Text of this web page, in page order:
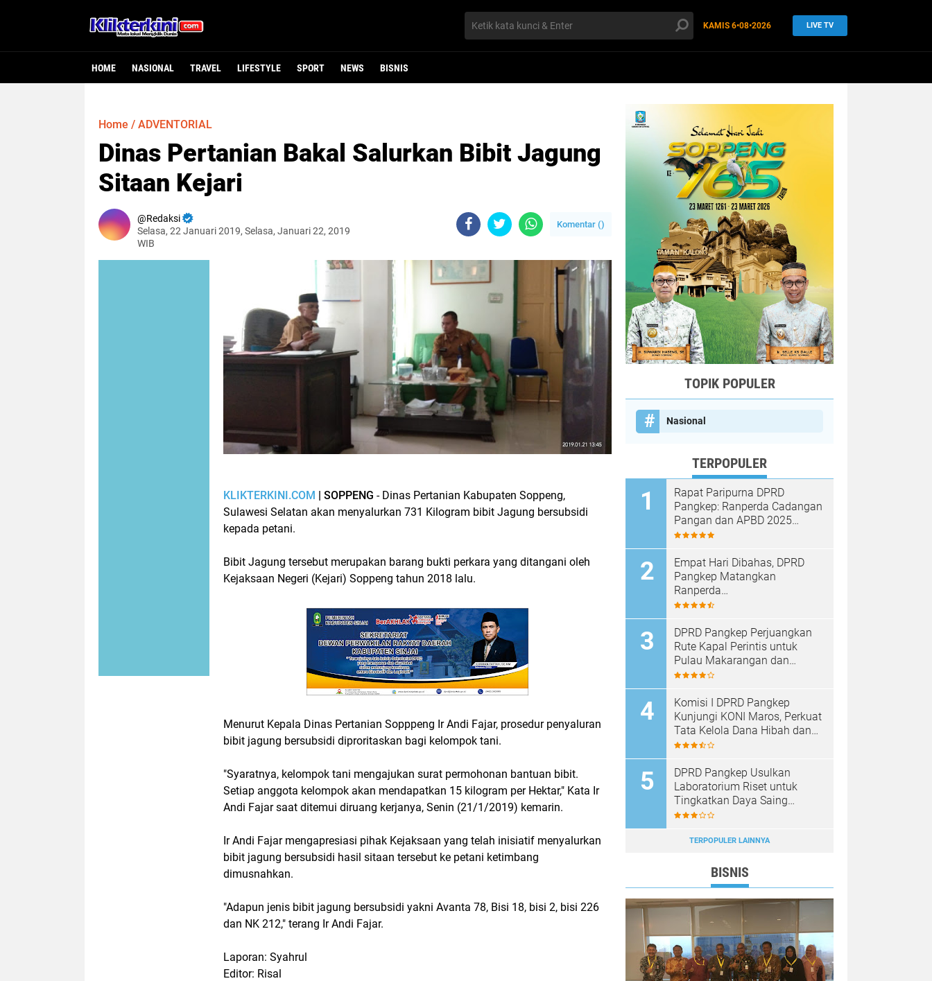
KAMIS 6•08•2026 LIVE TV
HOME NASIONAL TRAVEL LIFESTYLE SPORT NEWS BISNIS
Home / ADVENTORIAL
Dinas Pertanian Bakal Salurkan Bibit Jagung
Sitaan Kejari
Redaksi
Selasa, 22 Januari 2019, Selasa, Januari 22, 2019
WIB
Komentar ()
KLIKTERKINI.COM | SOPPENG - Dinas Pertanian Kabupaten Soppeng,
Sulawesi Selatan akan menyalurkan 731 Kilogram bibit Jagung bersubsidi
kepada petani.
Bibit Jagung tersebut merupakan barang bukti perkara yang ditangani oleh
Kejaksaan Negeri (Kejari) Soppeng tahun 2018 lalu.
Menurut Kepala Dinas Pertanian Sopppeng Ir Andi Fajar, prosedur penyaluran
bibit jagung bersubsidi diproritaskan bagi kelompok tani.
"Syaratnya, kelompok tani mengajukan surat permohonan bantuan bibit.
Setiap anggota kelompok akan mendapatkan 15 kilogram per Hektar," Kata Ir
Andi Fajar saat ditemui diruang kerjanya, Senin (21/1/2019) kemarin.
Ir Andi Fajar mengapresiasi pihak Kejaksaan yang telah inisiatif menyalurkan
bibit jagung bersubsidi hasil sitaan tersebut ke petani ketimbang
dimusnahkan.
"Adapun jenis bibit jagung bersubsidi yakni Avanta 78, Bisi 18, bisi 2, bisi 226
dan NK 212," terang Ir Andi Fajar.
Laporan: Syahrul
Editor: Risal
TOPIK POPULER
Nasional
TERPOPULER
Rapat Paripurna DPRD
Pangkep: Ranperda Cadangan
Pangan dan APBD 2025
Disetujui dengan Sejumlah
Empat Hari Dibahas, DPRD
Pangkep Matangkan
Ranperda
Pertanggungjawaban APBD
DPRD Pangkep Perjuangkan
Rute Kapal Perintis untuk
Pulau Makarangan dan
Langkoteang
Komisi I DPRD Pangkep
Kunjungi KONI Maros, Perkuat
Tata Kelola Dana Hibah dan
Pembinaan Olahraga
DPRD Pangkep Usulkan
Laboratorium Riset untuk
Tingkatkan Daya Saing
Produk Unggulan
TERPOPULER LAINNYA
BISNIS